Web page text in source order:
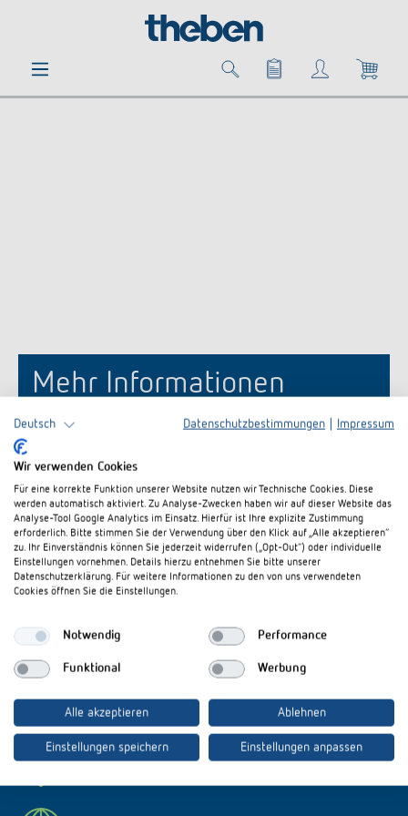
Mehr Informationen
gefällig?
Abonnieren Sie unseren Newsletter!
zum Newsletter anmelden
Theben AG
Support
Zahlung & Versand
Deutsch Datenschutzbestimmungen Impressum
Wir verwenden Cookies
Für eine korrekte Funktion unserer Website nutzen wir Technische Cookies. Diese
werden automatisch aktiviert. Zu Analyse-Zwecken haben wir auf dieser Website das
Analyse-Tool Google Analytics im Einsatz. Hierfür ist Ihre explizite Zustimmung
erforderlich. Bitte stimmen Sie der Verwendung über den Klick auf „Alle akzeptieren“
zu. Ihr Einverständnis können Sie jederzeit widerrufen („Opt-Out“) oder individuelle
Einstellungen vornehmen. Details hierzu entnehmen Sie bitte unserer
Datenschutzerklärung. Für weitere Informationen zu den von uns verwendeten
Cookies öffnen Sie die Einstellungen.
Notwendig Performance
Funktional Werbung
Alle akzeptieren Ablehnen
Einstellungen speichern Einstellungen anpassen